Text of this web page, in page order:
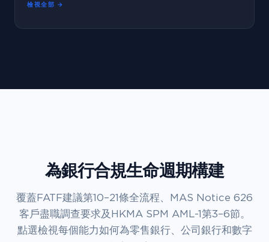
檢視全部 →
為銀行合規生命週期構建
覆蓋FATF建議第10–21條全流程、MAS Notice 626
客戶盡職調查要求及HKMA SPM AML-1第3–6節。
點選檢視每個能力如何為零售銀行、公司銀行和數字